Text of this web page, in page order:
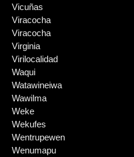
Vicuñas
Viracocha
Viracocha
Virginia
Virilocalidad
Waqui
Watawineiwa
Wawilma
Weke
Wekufes
Wentrupewen
Wenumapu